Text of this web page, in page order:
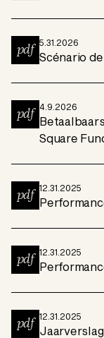
pdf 5.31.2026
Scénario
pdf 4.9.2026
Square
pdf 12.31.2025
pdf 12.31.2025
pdf 12.31.2025